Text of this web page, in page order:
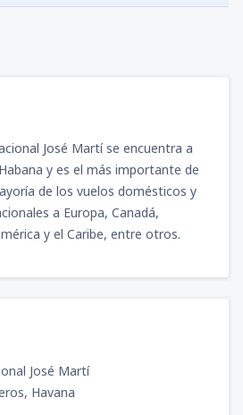
José Martí se encuentra a
y es el más importante de
de los vuelos domésticos y
a Europa, Canadá,
y el Caribe, entre otros.
José Martí
Havana